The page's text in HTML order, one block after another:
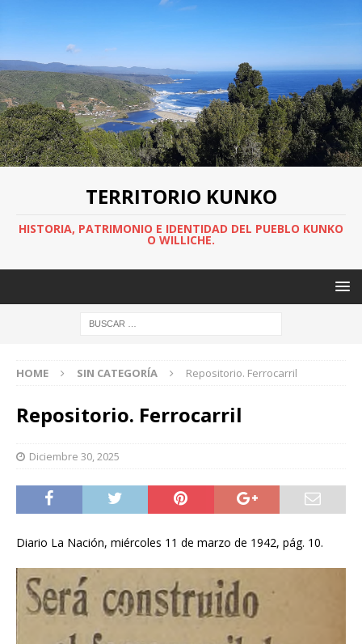
TERRITORIO KUNKO
HISTORIA, PATRIMONIO E IDENTIDAD DEL PUEBLO KUNKO
O WILLICHE.
HOME SIN CATEGORÍA Repositorio. Ferrocarril
Repositorio. Ferrocarril
Diciembre 30, 2025
Diario La Nación, miércoles 11 de marzo de 1942, pág. 10.